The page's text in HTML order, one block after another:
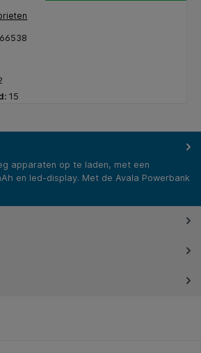
15
apparaten op te laden, met een
en led-display. Met de Avala Powerbank